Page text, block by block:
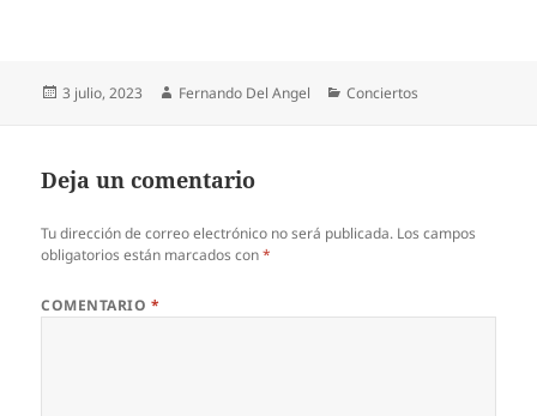
Publicado
3 julio, 2023 Autor
Fernando Del Angel Categorías
Conciertos
Deja un comentario
Tu dirección de correo electrónico no será publicada. Los campos
obligatorios están marcados con*
COMENTARIO *